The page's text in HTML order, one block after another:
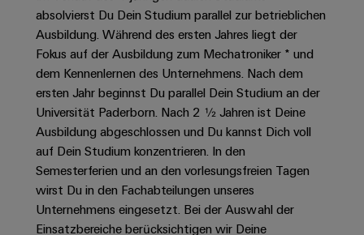
Anforderungen
in
der
Gebäudeinfrastruktur
Gerätehersteller
Innovative
Verbindungslösungen
für
Geräte
Konventionelle
Energieerzeugung
Zukunftssicherheit
Configurator
Workplace
Solutions
Systeme
und
Lösungen
Dezentrale
Automatisierung
Trennverstärker
und
Messumformer
Stromversorgungen
Elektronikgehäuse
Blitz-
und
Überspannungsschutz
Labor
Support
Technischer
Support
Umweltbezogene
Produktkonformität
Engineering
Zertifikate
Presse
Unternehmensmeldungen
Fachpressemeldungen
Pressekontakt
Studium
Schülerpraktika
Erfolgreiche
Karrierewege
Offene
Ausbildungs-
und
Studienplätze
absolvierst Du Dein Studium parallel zur betrieblichen
Ausbildung. Während des ersten Jahres liegt der
Fokus auf der Ausbildung zum Mechatroniker * und
dem Kennenlernen des Unternehmens. Nach dem
ersten Jahr beginnst Du parallel Dein Studium an der
Universität Paderborn. Nach 2 ½ Jahren ist Deine
Ausbildung abgeschlossen und Du kannst Dich voll
auf Dein Studium konzentrieren. In den
Semesterferien und an den vorlesungsfreien Tagen
wirst Du in den Fachabteilungen unseres
Unternehmens eingesetzt. Bei der Auswahl der
Einsatzbereiche berücksichtigen wir Deine